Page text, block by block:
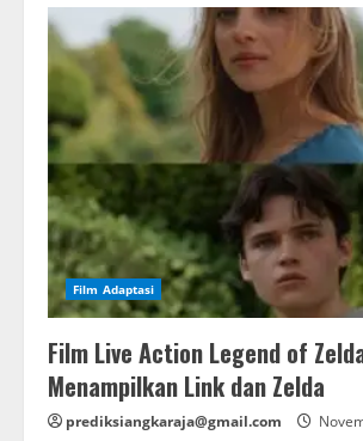
Film Adaptasi
Film Live Action Legend of
Menampilkan Link dan Zelda
prediksiangkaraja@gmail.com